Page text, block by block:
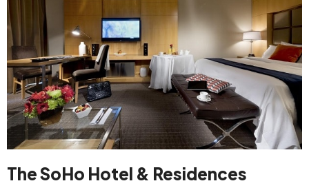
The SoHo Hotel & Residences